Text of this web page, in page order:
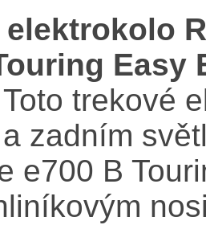
Easy
trekové
zadním
e700 B